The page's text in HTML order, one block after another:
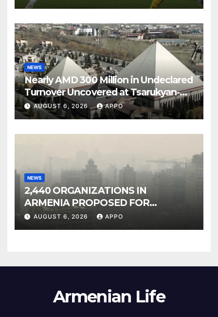
NEWS
Nearly AMD 300 Million in Undeclared
Turnover Uncovered at Tsarukyan-
Owned Entertainment Center
AUGUST 6, 2026 APPO
NEWS
2,440 ORGANIZATIONS IN
ARMENIA PROPOSED FOR
INCLUSION IN LIST OF AIR
POLLUTERS
AUGUST 6, 2026 APPO
Armenian Life